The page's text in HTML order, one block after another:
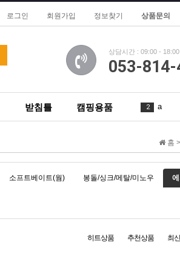
로그인 회원가입 정보찾기 상품문의
상담시간 : 09:00 - 18:00
053-814-
3 in
6
8
받침틀 캠핑용품
홈 >
소프트베이트(웜) 봉돌/싱크/메탈/미노우
히트상품 추천상품 최